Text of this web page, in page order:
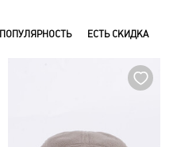
ПОПУЛЯРНОСТЬ ЕСТЬ СКИДКА